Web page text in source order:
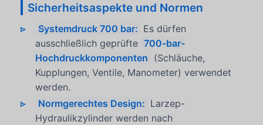
Sicherheitsaspekte und Normen
Systemdruck 700 bar: Es dürfen
ausschließlich geprüfte 700-bar-
Hochdruckkomponenten (Schläuche,
Kupplungen, Ventile, Manometer) verwendet
werden.
Normgerechtes Design: Larzep-
Hydraulikzylinder werden nach